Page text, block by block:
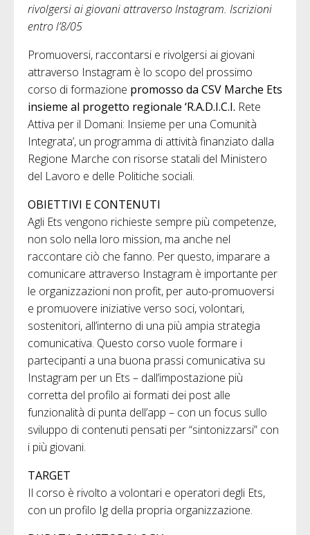
rivolgersi ai giovani attraverso Instagram. Iscrizioni
entro l’8/05
Promuoversi, raccontarsi e rivolgersi ai giovani
attraverso Instagram è lo scopo del prossimo
corso di formazione promosso da CSV Marche Ets
insieme al progetto regionale ‘R.A.D.I.C.I. Rete
Attiva per il Domani: Insieme per una Comunità
Integrata’, un programma di attività finanziato dalla
Regione Marche con risorse statali del Ministero
del Lavoro e delle Politiche sociali.
OBIETTIVI E CONTENUTI
Agli Ets vengono richieste sempre più competenze,
non solo nella loro mission, ma anche nel
raccontare ciò che fanno. Per questo, imparare a
comunicare attraverso Instagram è importante per
le organizzazioni non profit, per auto-promuoversi
e promuovere iniziative verso soci, volontari,
sostenitori, all’interno di una più ampia strategia
comunicativa. Questo corso vuole formare i
partecipanti a una buona prassi comunicativa su
Instagram per un Ets – dall’impostazione più
corretta del profilo ai formati dei post alle
funzionalità di punta dell’app – con un focus sullo
sviluppo di contenuti pensati per “sintonizzarsi” con
i più giovani.
TARGET
Il corso è rivolto a volontari e operatori degli Ets,
con un profilo Ig della propria organizzazione.